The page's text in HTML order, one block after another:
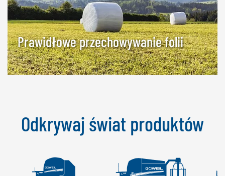
Prawidłowe przechowywanie folii
Odkrywaj świat produktów